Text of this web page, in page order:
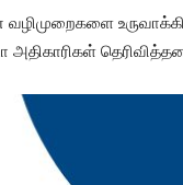
உருவாக்கி